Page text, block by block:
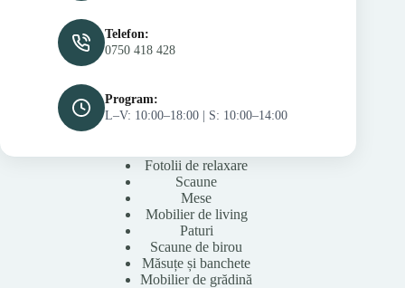
Telefon:
0750 418 428
Program:
L–V: 10:00–18:00 | S: 10:00–14:00
Fotolii de relaxare
Scaune
Mese
Mobilier de living
Paturi
Scaune de birou
Măsuțe și banchete
Mobilier de grădină